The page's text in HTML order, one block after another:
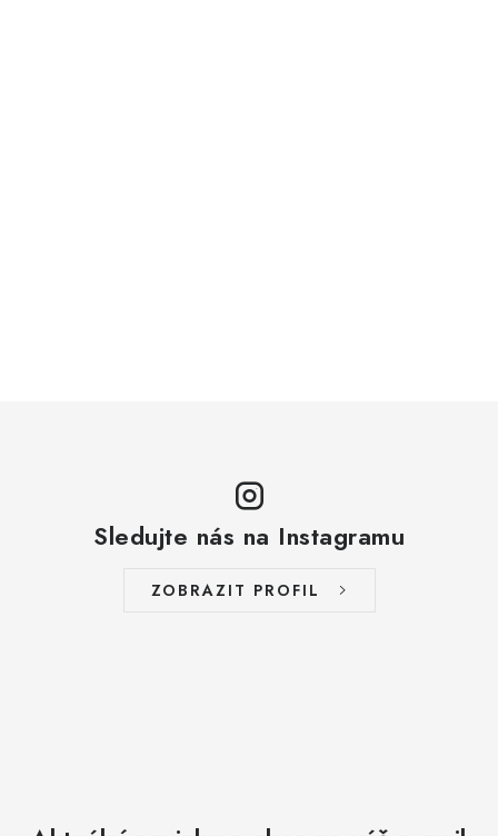
Sledujte nás na Instagramu
ZOBRAZIT PROFIL